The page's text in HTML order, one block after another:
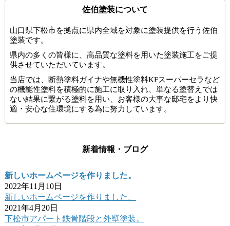
佐伯塗装について
山口県下松市を拠点に県内全域を対象に塗装提供を行う佐伯
塗装です。
県内の多くの皆様に、高品質な塗料を用いた塗装施工をご提
供させていただいています。
当店では、断熱塗料ガイナや無機性塗料KFスーパーセラなど
の機能性塗料を積極的に施工に取り入れ、単なる塗替えでは
ない結果に繋がる塗料を用い、お客様の大事な邸宅をより快
適・安心な住環境にする為に努力しています。
新着情報・ブログ
新しいホームページを作りました。
2022年11月10日
新しいホームページを作りました。
2021年4月20日
下松市アパート鉄骨階段と外壁塗装。